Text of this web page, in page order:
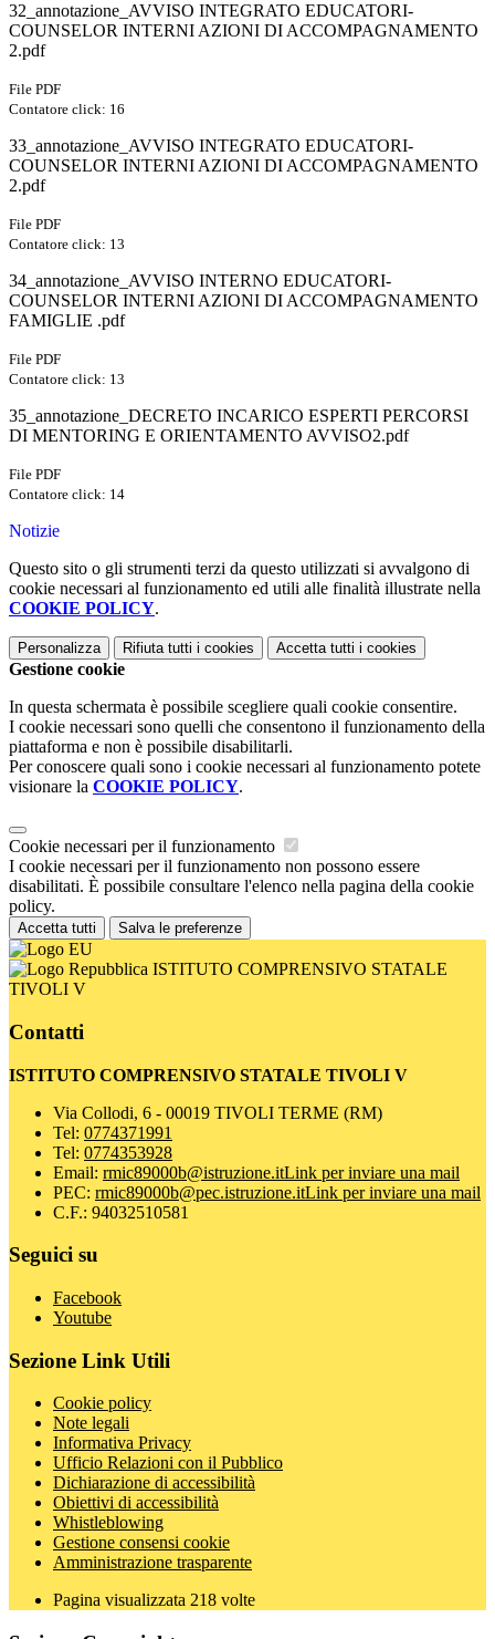
32_annotazione_AVVISO INTEGRATO EDUCATORI-
COUNSELOR INTERNI AZIONI DI ACCOMPAGNAMENTO
2.pdf
File PDF
Contatore click: 16
33_annotazione_AVVISO INTEGRATO EDUCATORI-
COUNSELOR INTERNI AZIONI DI ACCOMPAGNAMENTO
2.pdf
File PDF
Contatore click: 13
34_annotazione_AVVISO INTERNO EDUCATORI-
COUNSELOR INTERNI AZIONI DI ACCOMPAGNAMENTO
FAMIGLIE .pdf
File PDF
Contatore click: 13
35_annotazione_DECRETO INCARICO ESPERTI PERCORSI
DI MENTORING E ORIENTAMENTO AVVISO2.pdf
File PDF
Contatore click: 14
Notizie
Questo sito o gli strumenti terzi da questo utilizzati si avvalgono di
cookie necessari al funzionamento ed utili alle finalità illustrate nella
COOKIE POLICY.
Personalizza Rifiuta tutti i cookies Accetta tutti i cookies
Gestione cookie
In questa schermata è possibile scegliere quali cookie consentire.
I cookie necessari sono quelli che consentono il funzionamento della
piattaforma e non è possibile disabilitarli.
Per conoscere quali sono i cookie necessari al funzionamento potete
visionare la COOKIE POLICY.
Cookie necessari per il funzionamento
I cookie necessari per il funzionamento non possono essere
disabilitati. È possibile consultare l'elenco nella pagina della cookie
policy.
Accetta tutti Salva le preferenze
ISTITUTO COMPRENSIVO STATALE
TIVOLI V
Contatti
ISTITUTO COMPRENSIVO STATALE TIVOLI V
Via Collodi, 6 - 00019 TIVOLI TERME (RM)
Tel: 0774371991
Tel: 0774353928
Email: rmic89000b@istruzione.itLink per inviare una mail
PEC: rmic89000b@pec.istruzione.itLink per inviare una mail
C.F.: 94032510581
Seguici su
Facebook
Youtube
Sezione Link Utili
Cookie policy
Note legali
Informativa Privacy
Ufficio Relazioni con il Pubblico
Dichiarazione di accessibilità
Obiettivi di accessibilità
Whistleblowing
Gestione consensi cookie
Amministrazione trasparente
Pagina visualizzata 218 volte